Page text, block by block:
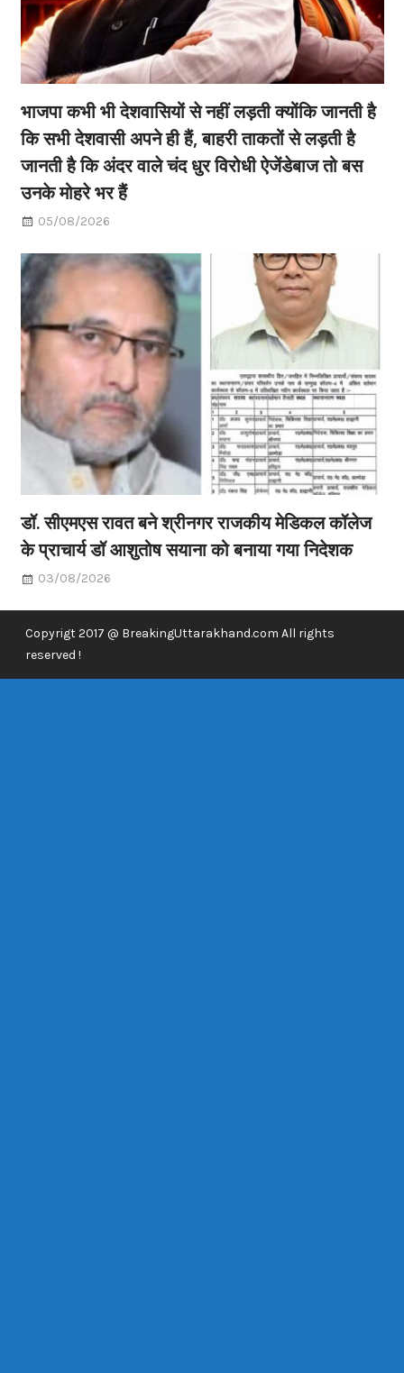
भाजपा कभी भी देशवासियों से नहीं लड़ती क्योंकि जानती है
कि सभी देशवासी अपने ही हैं, बाहरी ताकतों से लड़ती है
जानती है कि अंदर वाले चंद धुर विरोधी ऐजेंडेबाज तो बस
उनके मोहरे भर हैं
05/08/2026
डॉ. सीएमएस रावत बने श्रीनगर राजकीय मेडिकल कॉलेज
के प्राचार्य डॉ आशुतोष सयाना को बनाया गया निदेशक
03/08/2026
Copyrigt 2017 @ BreakingUttarakhand.com All rights
reserved !